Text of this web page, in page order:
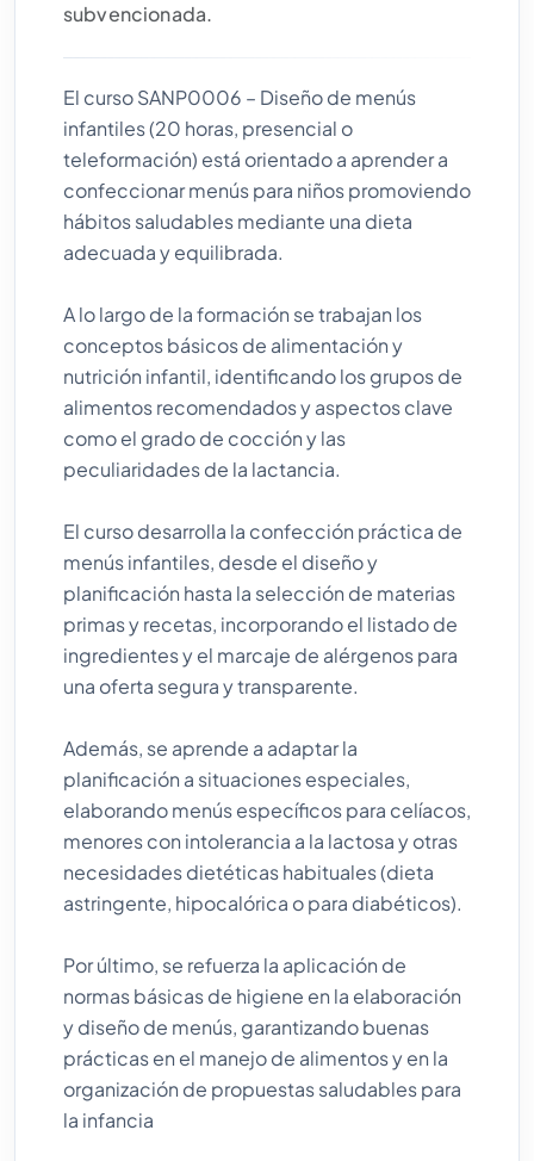
subvencionada.
El curso SANP0006 – Diseño de menús
infantiles (20 horas, presencial o
teleformación) está orientado a aprender a
confeccionar menús para niños promoviendo
hábitos saludables mediante una dieta
adecuada y equilibrada.
A lo largo de la formación se trabajan los
conceptos básicos de alimentación y
nutrición infantil, identificando los grupos de
alimentos recomendados y aspectos clave
como el grado de cocción y las
peculiaridades de la lactancia.
El curso desarrolla la confección práctica de
menús infantiles, desde el diseño y
planificación hasta la selección de materias
primas y recetas, incorporando el listado de
ingredientes y el marcaje de alérgenos para
una oferta segura y transparente.
Además, se aprende a adaptar la
planificación a situaciones especiales,
elaborando menús específicos para celíacos,
menores con intolerancia a la lactosa y otras
necesidades dietéticas habituales (dieta
astringente, hipocalórica o para diabéticos).
Por último, se refuerza la aplicación de
normas básicas de higiene en la elaboración
y diseño de menús, garantizando buenas
prácticas en el manejo de alimentos y en la
organización de propuestas saludables para
la infancia